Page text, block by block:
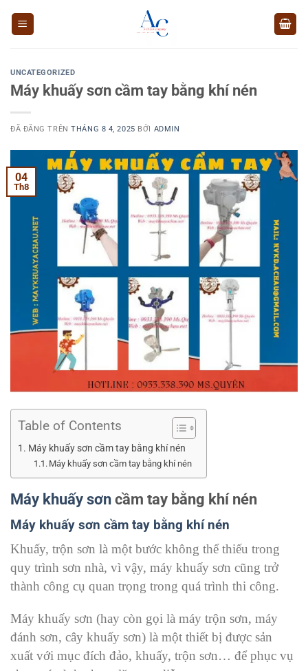
UNCATEGORIZED
Máy khuấy sơn cầm tay bằng khí nén
ĐÃ ĐĂNG TRÊNTHÁNG 8 4, 2025 BỞI ADMIN
04
Th8
Table of Contents
Máy khuấy sơn cầm tay bằng khí nén
Máy khuấy sơn cầm tay bằng khí nén
Máy khuấy sơncầm tay bằng khí nén
Máy khuấy sơn cầm tay bằng khí nén
Khuấy, trộn sơn là một bước không thể thiếu trong
quy trình sơn nhà, vì vậy, máy khuấy sơn cũng trở
thành công cụ quan trọng trong quá trình thi công.
Máy khuấy sơn (hay còn gọi là máy trộn sơn, máy
đánh sơn, cây khuấy sơn) là một thiết bị được sản
xuất với mục đích đảo, khuấy, trộn sơn… để phục vụ